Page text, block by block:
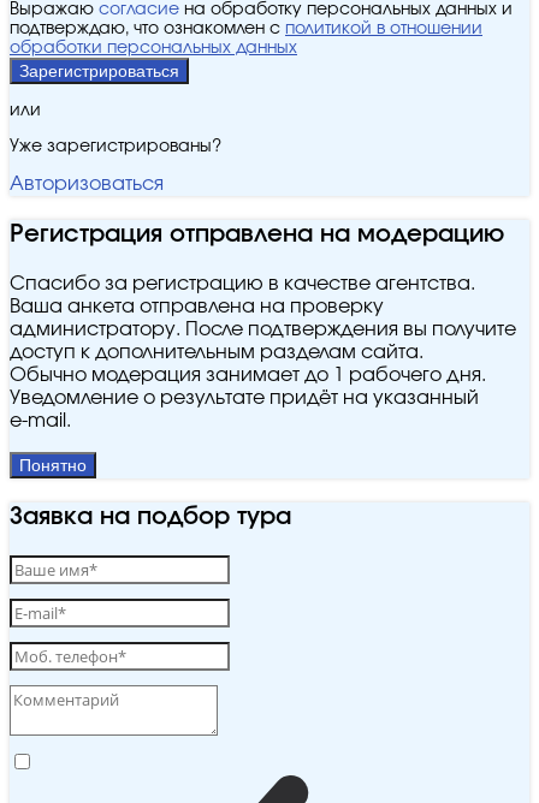
Выражаю согласие на обработку персональных данных и
подтверждаю, что ознакомлен с политикой в отношении
обработки персональных данных
Зарегистрироваться
или
Уже зарегистрированы?
Авторизоваться
Регистрация отправлена на модерацию
Спасибо за регистрацию в качестве агентства.
Ваша анкета отправлена на проверку
администратору. После подтверждения вы получите
доступ к дополнительным разделам сайта.
Обычно модерация занимает до 1 рабочего дня.
Уведомление о результате придёт на указанный
e‑mail.
Понятно
Заявка на подбор тура